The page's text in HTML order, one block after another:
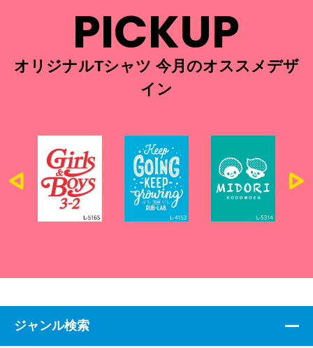
PICKUP
オリジナルTシャツ 今月のオススメデザ
イン
ジャンル検索